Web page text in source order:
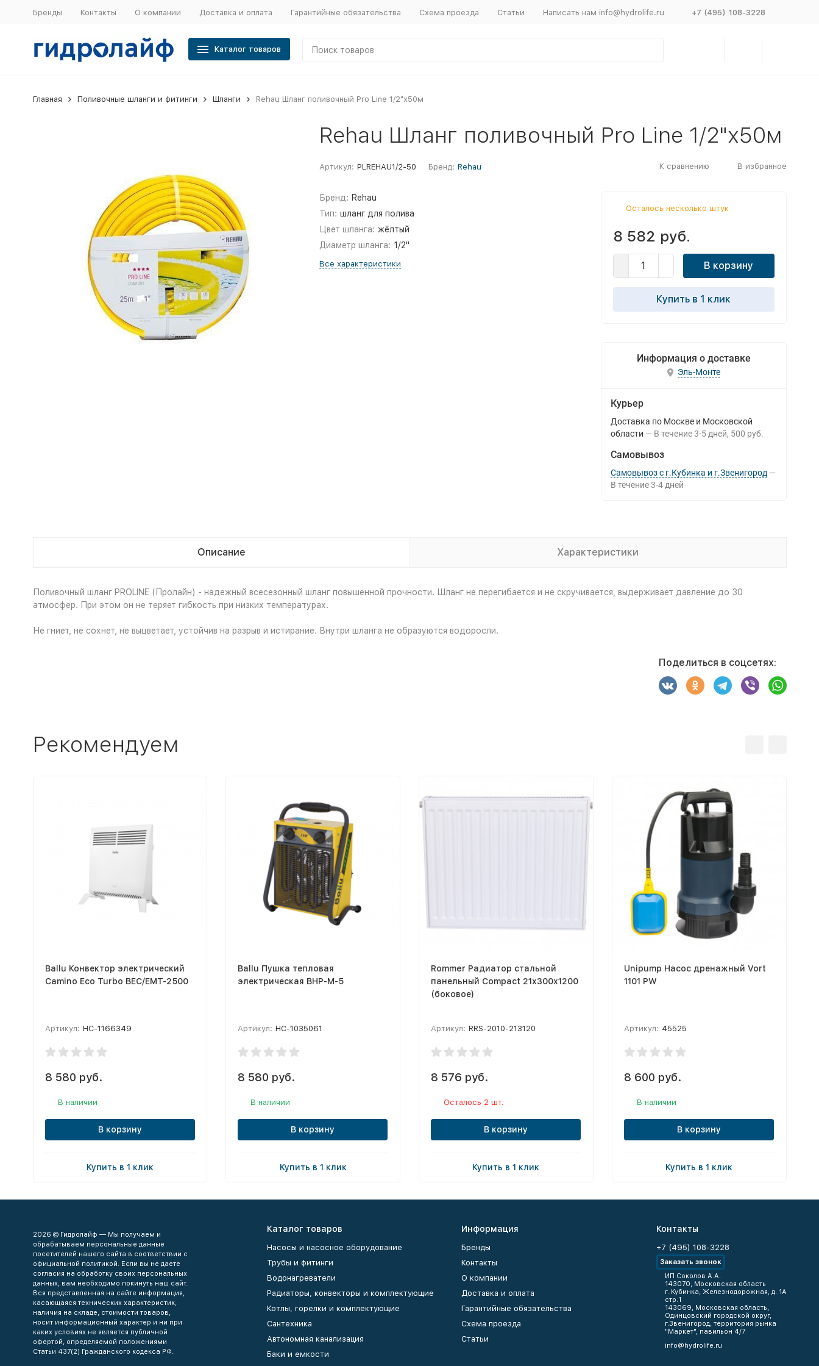
Бренды Контакты О компании Доставка и оплата Гарантийные обязательства Схема проезда Статьи Написать нам info@hydrolife.ru +7 (495) 108-3228
Каталог товаров
Главная Поливочные шланги и фитинги Шланги Rehau Шланг поливочный Pro Line 1/2"х50м
Rehau Шланг поливочный Pro Line 1/2"х50м
Артикул: PLREHAU1/2-50 Бренд: Rehau К сравнению В избранное
Бренд: Rehau
Тип: шланг для полива
Цвет шланга: жёлтый
Диаметр шланга: 1/2"
Все характеристики
Осталось несколько штук
8 582 руб.
В корзину
Купить в 1 клик
Информация о доставке
Эль-Монте
Курьер
Доставка по Москве и Московской
области
В течение 3-5 дней 500 руб.
Самовывоз
Самовывоз с г.Кубинка и г.Звенигород
В течение 3-4 дней
Описание Характеристики
Поливочный шланг PROLINE (Пролайн) - надежный всесезонный шланг повышенной прочности. Шланг не перегибается и не скручивается, выдерживает давление до 30
атмосфер. При этом он не теряет гибкость при низких температурах.
Не гниет, не сохнет, не выцветает, устойчив на разрыв и истирание. Внутри шланга не образуются водоросли.
Поделиться в соцсетях:
Рекомендуем
Ballu Конвектор электрический
Camino Eco Turbo BEC/EMT-2500
Артикул: НС-1166349
8 580 руб.
В наличии
В корзину
Купить в 1 клик
Ballu Пушка тепловая
электрическая BHP-M-5
Артикул: НС-1035061
8 580 руб.
В наличии
В корзину
Купить в 1 клик
Rommer Радиатор стальной
панельный Compact 21х300х1200
(боковое)
Артикул: RRS-2010-213120
8 576 руб.
Осталось 2 шт.
В корзину
Купить в 1 клик
Unipump Насос дренажный Vort
1101 PW
Артикул: 45525
8 600 руб.
В наличии
В корзину
Купить в 1 клик
2026 © Гидролайф — Мы получаем и
обрабатываем персональные данные
посетителей нашего сайта в соответствии с
официальной политикой. Если вы не даете
согласия на обработку своих персональных
данных, вам необходимо покинуть наш сайт.
Вся представленная на сайте информация,
касающаяся технических характеристик,
наличия на складе, стоимости товаров,
носит информационный характер и ни при
каких условиях не является публичной
офертой, определяемой положениями
Статьи 437(2) Гражданского кодекса РФ.
Каталог товаров
Насосы и насосное оборудование
Трубы и фитинги
Водонагреватели
Радиаторы, конвекторы и комплектующие
Котлы, горелки и комплектующие
Сантехника
Автономная канализация
Баки и емкости
Информация
Бренды
Контакты
О компании
Доставка и оплата
Гарантийные обязательства
Схема проезда
Статьи
Контакты
+7 (495) 108-3228
Заказать звонок
ИП Соколов А.А.
143070, Московская область
г. Кубинка, Железнодорожная, д. 1А
стр.1
143069, Московская область,
Одинцовский городской округ,
г.Звенигород, территория рынка
"Маркет", павильон 4/7
info@hydrolife.ru